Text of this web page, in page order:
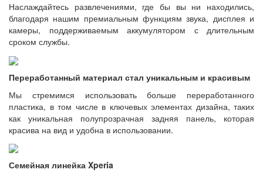
Наслаждайтесь развлечениями, где бы вы ни находились,
благодаря нашим премиальным функциям звука, дисплея и
камеры, поддерживаемым аккумулятором с длительным
сроком службы.
Переработанный материал стал уникальным и красивым
Мы стремимся использовать больше переработанного
пластика, в том числе в ключевых элементах дизайна, таких
как уникальная полупрозрачная задняя панель, которая
красива на вид и удобна в использовании.
Семейная линейка Xperia